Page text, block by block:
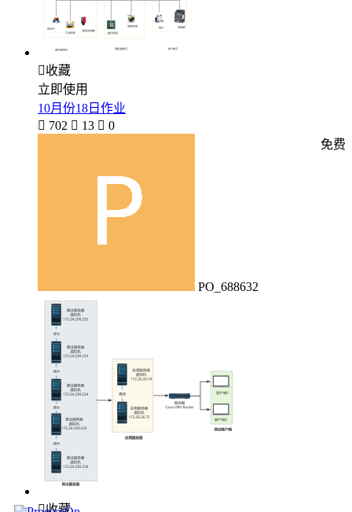
收藏
立即使用
10月份18日作业
 702  13  0
PO_688632
免费
收藏